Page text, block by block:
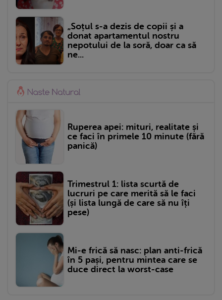
„Soțul s-a dezis de copii și a
donat apartamentul nostru
nepotului de la soră, doar ca să
ne...
Ruperea apei: mituri, realitate și
ce faci în primele 10 minute (fără
panică)
Trimestrul 1: lista scurtă de
lucruri pe care merită să le faci
(și lista lungă de care să nu îți
pese)
Mi-e frică să nasc: plan anti-frică
în 5 pași, pentru mintea care se
duce direct la worst-case